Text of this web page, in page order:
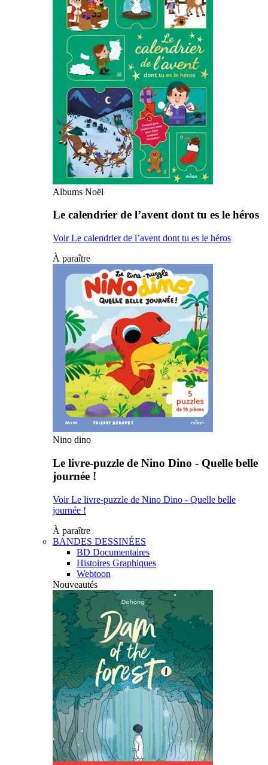
Albums Noël
Le calendrier de l’avent dont tu es le héros
Voir Le calendrier de l’avent dont tu es le héros
À paraître
Nino dino
Le livre-puzzle de Nino Dino - Quelle belle
journée !
Voir Le livre-puzzle de Nino Dino - Quelle belle
journée !
À paraître
BANDES DESSINÉES
BD Documentaires
Histoires Graphiques
Webtoon
Nouveautés